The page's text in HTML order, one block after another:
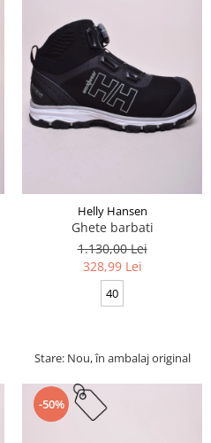
Helly Hansen
Ghete barbati
1.130,00 Lei
328,99 Lei
40
Stare: Nou, în ambalaj original
-50%